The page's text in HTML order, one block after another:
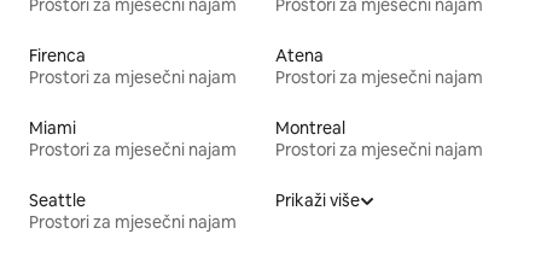
Prostori za mjesečni najam
Prostori za mjesečni najam
Firenca
Prostori za mjesečni najam
Atena
Prostori za mjesečni najam
Miami
Prostori za mjesečni najam
Montreal
Prostori za mjesečni najam
Seattle
Prostori za mjesečni najam
Prikaži više